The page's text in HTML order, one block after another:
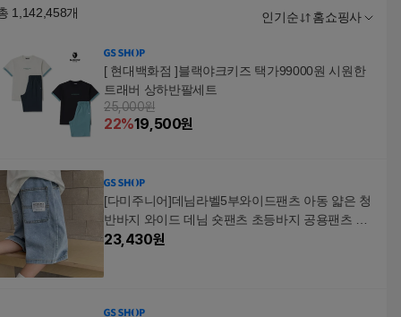
1,142,458개 인기순 홈쇼핑사
[ 현대백화점 ]블랙야크키즈 택가99000원 시원한
트래버 상하반팔세트
25,000원
22%19,500원
[다미주니어]데님라벨5부와이드팬츠 아동 얇은 청
반바지 와이드 데님 숏팬츠 초등바지 공용팬츠 스
판
23,430원